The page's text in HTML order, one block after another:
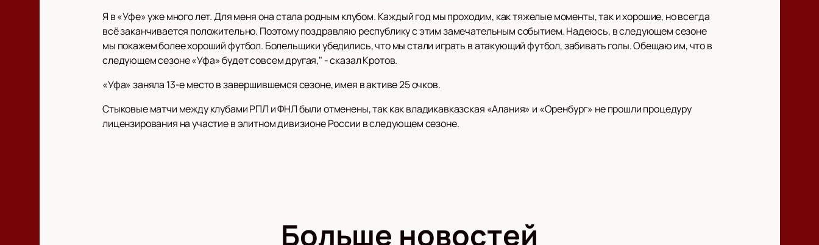
Я в «Уфе» уже много лет. Для меня она стала родным клубом. Каждый год мы проходим, как тяжелые моменты, так и хорошие, но всегда
всё заканчивается положительно. Поэтому поздравляю республику с этим замечательным событием. Надеюсь, в следующем сезоне
мы покажем более хороший футбол. Болельщики убедились, что мы стали играть в атакующий футбол, забивать голы. Обещаю им, что в
следующем сезоне «Уфа» будет совсем другая," - сказал Кротов.
«Уфа» заняла 13-е место в завершившемся сезоне, имея в активе 25 очков.
Стыковые матчи между клубами РПЛ и ФНЛ были отменены, так как владикавказская «Алания» и «Оренбург» не прошли процедуру
лицензирования на участие в элитном дивизионе России в следующем сезоне.
Больше новостей